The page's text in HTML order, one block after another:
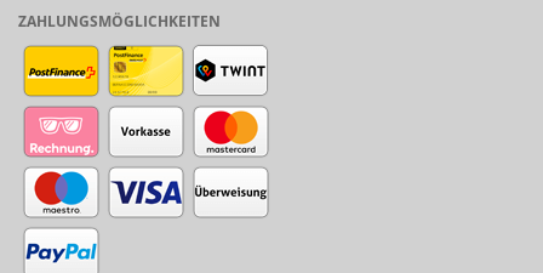
ZAHLUNGSMÖGLICHKEITEN